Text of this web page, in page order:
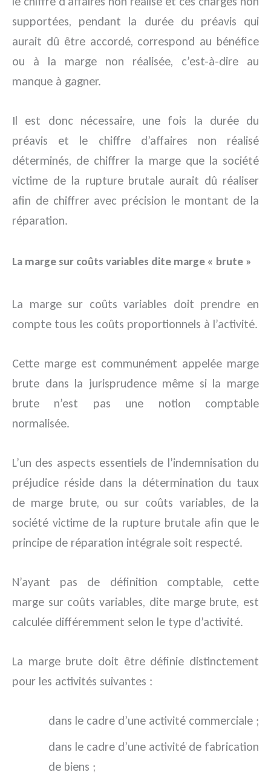
supportées, pendant la durée du préavis qui
aurait dû être accordé, correspond au bénéfice
ou à la marge non réalisée, c’est-à-dire au
manque à gagner.
Il est donc nécessaire, une fois la durée du
préavis et le chiffre d’affaires non réalisé
déterminés, de chiffrer la marge que la société
victime de la rupture brutale aurait dû réaliser
afin de chiffrer avec précision le montant de la
réparation.
La marge sur coûts variables dite marge « brute »
La marge sur coûts variables doit prendre en
compte tous les coûts proportionnels à l’activité.
Cette marge est communément appelée marge
brute dans la jurisprudence même si la marge
brute n’est pas une notion comptable
normalisée.
L’un des aspects essentiels de l’indemnisation du
préjudice réside dans la détermination du taux
de marge brute, ou sur coûts variables, de la
société victime de la rupture brutale afin que le
principe de réparation intégrale soit respecté.
N’ayant pas de définition comptable, cette
marge sur coûts variables, dite marge brute, est
calculée différemment selon le type d’activité.
La marge brute doit être définie distinctement
pour les activités suivantes :
dans le cadre d’une activité commerciale ;
dans le cadre d’une activité de fabrication
de biens ;